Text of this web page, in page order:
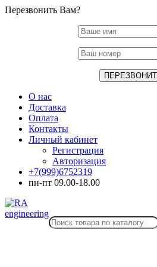
Перезвонить Вам?
О нас
Доставка
Оплата
Контакты
Личный кабинет
Регистрация
Авторизация
+7(999)6752319
пн-пт 09.00-18.00